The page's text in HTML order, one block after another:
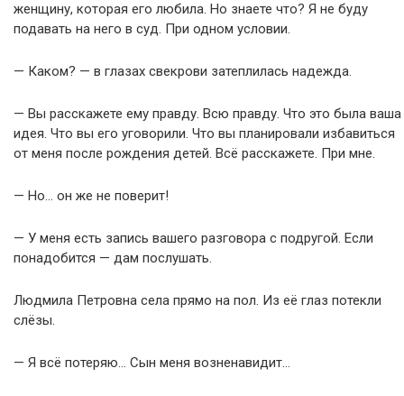
женщину, которая его любила. Но знаете что? Я не буду
подавать на него в суд. При одном условии.
— Каком? — в глазах свекрови затеплилась надежда.
— Вы расскажете ему правду. Всю правду. Что это была ваша
идея. Что вы его уговорили. Что вы планировали избавиться
от меня после рождения детей. Всё расскажете. При мне.
— Но… он же не поверит!
— У меня есть запись вашего разговора с подругой. Если
понадобится — дам послушать.
Людмила Петровна села прямо на пол. Из её глаз потекли
слёзы.
— Я всё потеряю… Сын меня возненавидит…